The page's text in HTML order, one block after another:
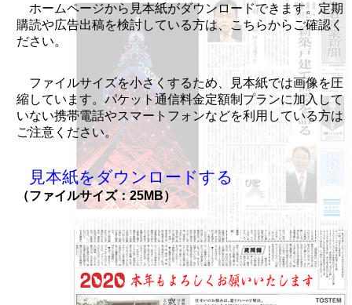
ホームページから見本紙がダウンロードできます。定期
購読や広告出稿を検討している方は、こちらからご確認く
ださい。
ファイルサイズを小さくするため、見本紙では画像を圧
縮しています。パケット通信料金定額制プランに加入して
いない携帯電話やスマートフォンなどを利用している方は
ご注意ください。
見本紙をダウンロードする
（ファイルサイズ：25MB）